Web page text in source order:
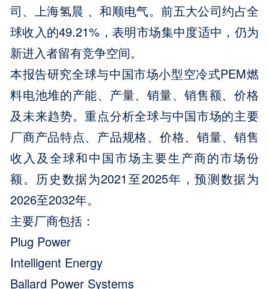
司、上海氢晨 、和顺电气。前五大公司约占全
球收入的49.21%，表明市场集中度适中，仍为
新进入者留有竞争空间。
本报告研究全球与中国市场小型空冷式PEM燃
料电池堆的产能、产量、销量、销售额、价格
及未来趋势。重点分析全球与中国市场的主要
厂商产品特点、产品规格、价格、销量、销售
收入及全球和中国市场主要生产商的市场份
额。历史数据为2021至2025年，预测数据为
2026至2032年。
主要厂商包括：
Plug Power
Intelligent Energy
Ballard Power Systems